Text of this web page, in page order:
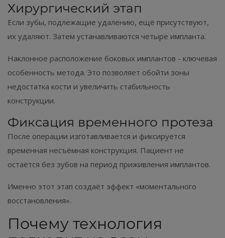
Хирургический этап
Если зубы, подлежащие удалению, ещё присутствуют,
их удаляют. Затем устанавливаются четыре импланта.
Наклонное расположение боковых имплантов - ключевая
особенность метода. Это позволяет обойти зоны
недостатка кости и увеличить стабильность
конструкции.
Фиксация временного протеза
После операции изготавливается и фиксируется
временная несъёмная конструкция. Пациент не
остаётся без зубов на период приживления имплантов.
Именно этот этап создаёт эффект «моментального
восстановления».
Почему технология